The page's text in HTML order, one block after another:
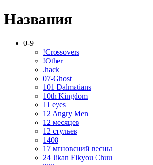
Названия
0-9
!Crossovers
!Other
.hack
07-Ghost
101 Dalmatians
10th Kingdom
11 eyes
12 Angry Men
12 месяцев
12 стульев
1408
17 мгновений весны
24 Jikan Eikyou Chuu